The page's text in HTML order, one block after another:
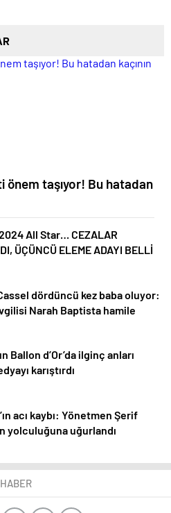
önem taşıyor! Bu hatadan
All Star… CEZALAR
ÜÇÜNCÜ ELEME ADAYI BELLİ
dördüncü kez baba oluyor:
Narah Baptista hamile
Ballon d’Or’da ilginç anları
karıştırdı
acı kaybı: Yönetmen Şerif
yolculuğuna uğurlandı
HABER